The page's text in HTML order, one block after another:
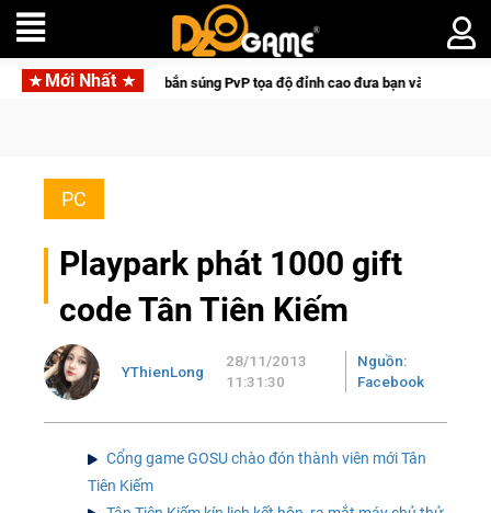
Mới Nhất
Hunter: Game bắn súng PvP tọa độ đỉnh cao đưa bạn vào các chiến dịch lịch
PC
Playpark phát 1000 gift
code Tân Tiên Kiếm
YThienLong
28/11/2013
11:31:30
Nguồn:
Facebook
Cổng game GOSU chào đón thành viên mới Tân
Tiên Kiếm